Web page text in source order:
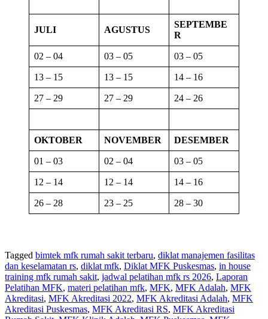
JULI AGUSTUS
SEPTEMBE
R
02 – 04 03 – 05 03 – 05
13 – 15 13 – 15 14 – 16
27 – 29 27 – 29 24 – 26
OKTOBER NOVEMBER DESEMBER
01 – 03 02 – 04 03 – 05
12 – 14 12 – 14 14 – 16
26 – 28 23 – 25 28 – 30
Tagged bimtek mfk rumah sakit terbaru, diklat manajemen fasilitas
dan keselamatan rs, diklat mfk, Diklat MFK Puskesmas, in house
training mfk rumah sakit, jadwal pelatihan mfk rs 2026, Laporan
Pelatihan MFK, materi pelatihan mfk, MFK, MFK Adalah, MFK
Akreditasi, MFK Akreditasi 2022, MFK Akreditasi Adalah, MFK
Akreditasi Puskesmas, MFK Akreditasi RS, MFK Akreditasi